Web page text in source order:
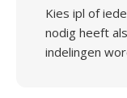
Kies ipl of
nodig heeft
indelingen